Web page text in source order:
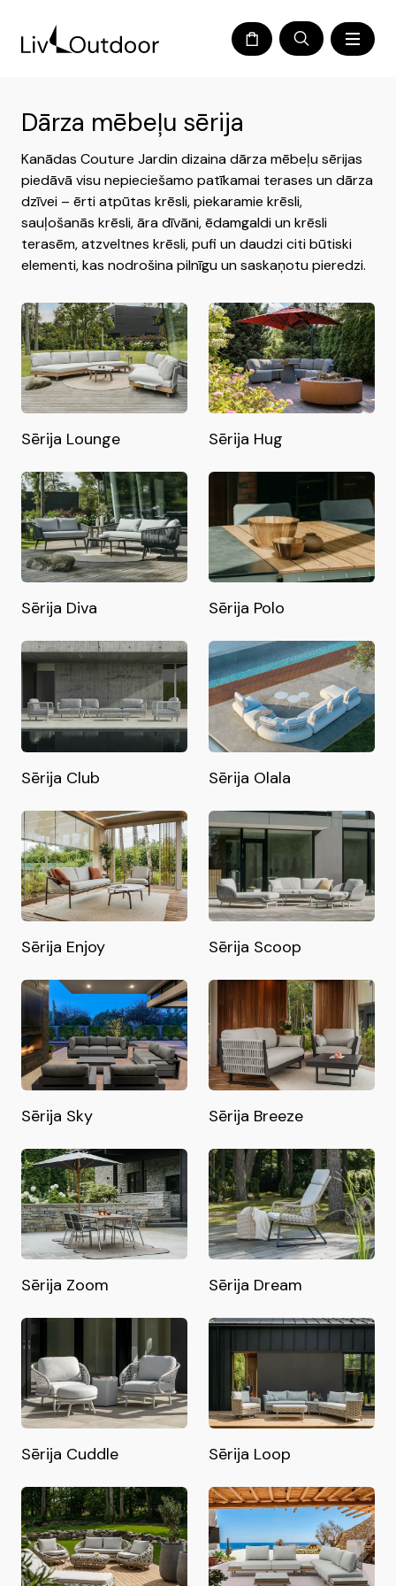
Dārza mēbeļu sērija
Kanādas Couture Jardin dizaina dārza mēbeļu sērijas
piedāvā visu nepieciešamo patīkamai terases un dārza
dzīvei – ērti atpūtas krēsli, piekaramie krēsli,
sauļošanās krēsli, āra dīvāni, ēdamgaldi un krēsli
terasēm, atzveltnes krēsli, pufi un daudzi citi būtiski
elementi, kas nodrošina pilnīgu un saskaņotu pieredzi.
Sērija Lounge Sērija Hug
Sērija Diva Sērija Polo
Sērija Club Sērija Olala
Sērija Enjoy Sērija Scoop
Sērija Sky Sērija Breeze
Sērija Zoom Sērija Dream
Sērija Cuddle Sērija Loop